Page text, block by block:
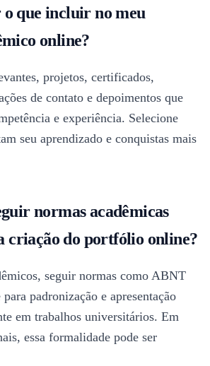
o que incluir no meu
online?
projetos, certificados,
de contato e depoimentos que
e experiência. Selecione
seu aprendizado e conquistas mais
normas acadêmicas
criação do portfólio online?
seguir normas como ABNT
padronização e apresentação
em trabalhos universitários. Em
essa formalidade pode ser